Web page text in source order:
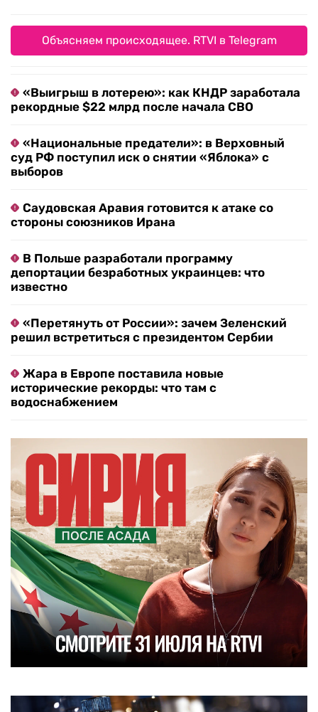
Объясняем происходящее. RTVI в Telegram
«Выигрыш в лотерею»: как КНДР заработала
рекордные $22 млрд после начала СВО
«Национальные предатели»: в Верховный
суд РФ поступил иск о снятии «Яблока» с
выборов
Саудовская Аравия готовится к атаке со
стороны союзников Ирана
В Польше разработали программу
депортации безработных украинцев: что
известно
«Перетянуть от России»: зачем Зеленский
решил встретиться с президентом Сербии
Жара в Европе поставила новые
исторические рекорды: что там с
водоснабжением